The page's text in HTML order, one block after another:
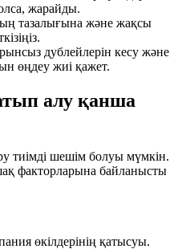
жарайды.
тазалығына және жақсы
дублейлерін кесу және
өңдеу жиі қажет.
алу қанша
тиімді шешім болуы мүмкін.
факторларына байланысты
өкілдерінің қатысуы.